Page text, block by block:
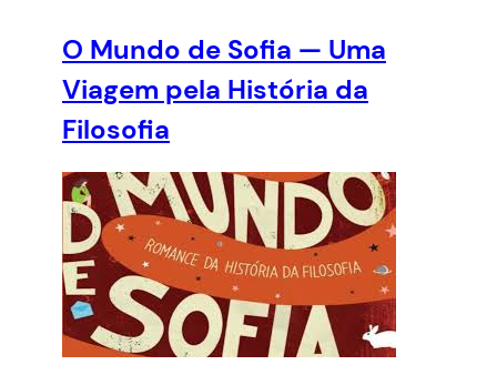
O Mundo de Sofia — Uma
Viagem pela História da
Filosofia